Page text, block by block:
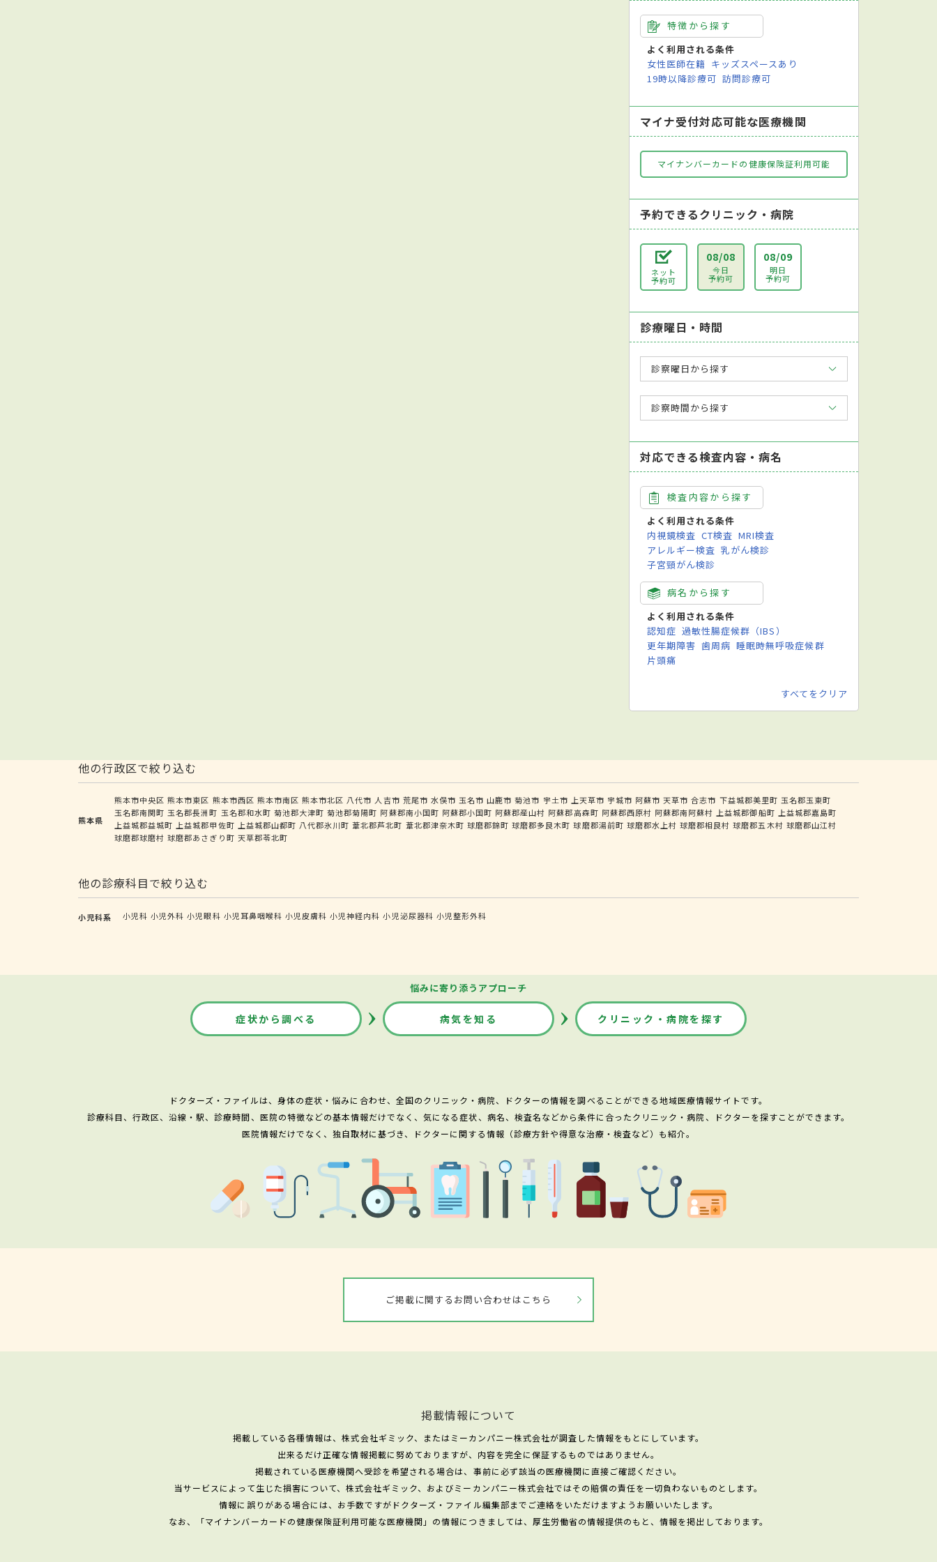
特徴から探す
よく利用される条件
女性医師在籍 キッズスペースあり
19時以降診療可 訪問診療可
マイナ受付対応可能な医療機関
マイナンバーカードの健康保険証利用可能
予約できるクリニック・病院
ネット
予約可
08/08
今日
予約可
08/09
明日
予約可
診療曜日・時間
診察曜日から探す
診察時間から探す
対応できる検査内容・病名
検査内容から探す
よく利用される条件
内視鏡検査 CT検査 MRI検査
アレルギー検査 乳がん検診
子宮頸がん検診
病名から探す
よく利用される条件
認知症 過敏性腸症候群（IBS）
更年期障害 歯周病 睡眠時無呼吸症候群
片頭痛
すべてをクリア
他の行政区で絞り込む
熊本県
熊本市中央区 熊本市東区 熊本市西区 熊本市南区 熊本市北区 八代市 人吉市 荒尾市 水俣市 玉名市 山鹿市 菊池市 宇土市 上天草市 宇城市 阿蘇市 天草市 合志市 下益城郡美里町 玉名郡玉東町
玉名郡南関町 玉名郡長洲町 玉名郡和水町 菊池郡大津町 菊池郡菊陽町 阿蘇郡南小国町 阿蘇郡小国町 阿蘇郡産山村 阿蘇郡高森町 阿蘇郡西原村 阿蘇郡南阿蘇村 上益城郡御船町 上益城郡嘉島町
上益城郡益城町 上益城郡甲佐町 上益城郡山都町 八代郡氷川町 葦北郡芦北町 葦北郡津奈木町 球磨郡錦町 球磨郡多良木町 球磨郡湯前町 球磨郡水上村 球磨郡相良村 球磨郡五木村 球磨郡山江村
球磨郡球磨村 球磨郡あさぎり町 天草郡苓北町
他の診療科目で絞り込む
小児科系 小児科 小児外科 小児眼科 小児耳鼻咽喉科 小児皮膚科 小児神経内科 小児泌尿器科 小児整形外科
悩みに寄り添うアプローチ
症状から調べる 病気を知る クリニック・病院を探す
ドクターズ・ファイルは、身体の症状・悩みに合わせ、全国のクリニック・病院、ドクターの情報を調べることができる地域医療情報サイトです。
診療科目、行政区、沿線・駅、診療時間、医院の特徴などの基本情報だけでなく、気になる症状、病名、検査名などから条件に合ったクリニック・病院、ドクターを探すことができます。
医院情報だけでなく、独自取材に基づき、ドクターに関する情報（診療方針や得意な治療・検査など）も紹介。
ご掲載に関するお問い合わせはこちら
掲載情報について
掲載している各種情報は、株式会社ギミック、またはミーカンパニー株式会社が調査した情報をもとにしています。
出来るだけ正確な情報掲載に努めておりますが、内容を完全に保証するものではありません。
掲載されている医療機関へ受診を希望される場合は、事前に必ず該当の医療機関に直接ご確認ください。
当サービスによって生じた損害について、株式会社ギミック、およびミーカンパニー株式会社ではその賠償の責任を一切負わないものとします。
情報に誤りがある場合には、お手数ですがドクターズ・ファイル編集部までご連絡をいただけますようお願いいたします。
なお、「マイナンバーカードの健康保険証利用可能な医療機関」の情報につきましては、厚生労働省の情報提供のもと、情報を掲出しております。